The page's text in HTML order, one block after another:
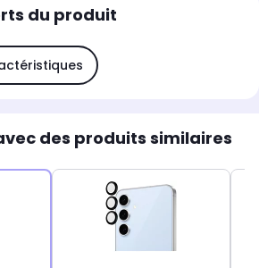
du produit
des produits similaires